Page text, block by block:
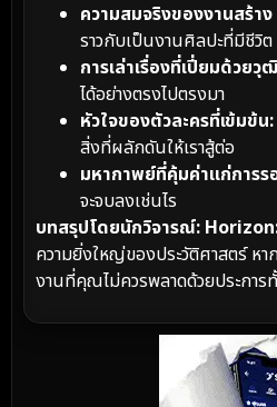
ความสมจริงของงานสร้
ราวกับเป็นงานศิลปะที่มีชีวิต
การเล่าเรื่องที่เปี่ยมด้วยวุ
ได้อย่างตรงไปตรงมา
หัวใจของตัวละครที่เข้มข้น:
สิ่งที่ผลักดันให้เราสู้ต่อ
มหากาพย์ที่คุ้มค่าแก่การร
จะจบลงเช่นไร
บทสรุปโดยนักวิจารณ์:
ความยิ่งใหญ่ของประวัติศาสตร์ ห
งานที่คุณไม่ควรพลาดด้วยประการ